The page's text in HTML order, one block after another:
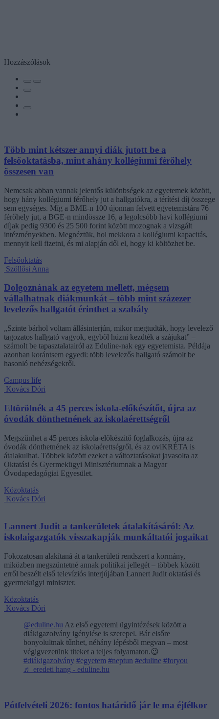
Hozzászólások
Több mint kétszer annyi diák jutott be a
felsőoktatásba, mint ahány kollégiumi férőhely
összesen van
Nemcsak abban vannak jelentős különbségek az egyetemek között,
hogy hány kollégiumi férőhely jut a hallgatókra, a térítési díj összege
sem egységes. Míg a BME-n 100 újonnan felvett egyetemistára 76
férőhely jut, a BGE-n mindössze 16, a legolcsóbb havi kollégiumi
díjak pedig 9300 és 25 500 forint között mozognak a vizsgált
intézményekben. Megnéztük, hol mekkora a kollégiumi kapacitás,
mennyit kell fizetni, és mi alapján dől el, hogy ki költözhet be.
Felsőoktatás
Szöllősi Anna
Dolgoznának az egyetem mellett, mégsem
vállalhatnak diákmunkát – több mint százezer
levelezős hallgatót érinthet a szabály
„Szinte bárhol voltam állásinterjún, mikor megtudták, hogy levelező
tagozatos hallgató vagyok, egyből húzni kezdték a szájukat” –
számolt be tapasztalatairól az Eduline-nak egy egyetemista. Példája
azonban korántsem egyedi: több levelezős hallgató számolt be
hasonló nehézségekről.
Campus life
Kovács Dóri
Eltörölnék a 45 perces iskola-előkészítőt, újra az
óvodák dönthetnének az iskolaérettségről
Megszűnhet a 45 perces iskola-előkészítő foglalkozás, újra az
óvodák dönthetnének az iskolaérettségről, és az oviKRÉTA is
átalakulhat. Többek között ezeket a változtatásokat javasolta az
Oktatási és Gyermekügyi Minisztériumnak a Magyar
Óvodapedagógiai Egyesület.
Közoktatás
Kovács Dóri
Lannert Judit a tankerületek átalakításáról: Az
iskolaigazgatók visszakapják munkáltatói jogaikat
Fokozatosan alakítaná át a tankerületi rendszert a kormány,
miközben megszüntetné annak politikai jellegét – többek között
erről beszélt első televíziós interjújában Lannert Judit oktatási és
gyermekügyi miniszter.
Közoktatás
Kovács Dóri
@eduline.hu Az első egyetemi ügyintézések között a
diákigazolvány igénylése is szerepel. Bár elsőre
bonyolultnak tűnhet, néhány lépésből megvan – most
végigvezetünk titeket a teljes folyamaton.😉
#diákigazolvány #egyetem #neptun #eduline #foryou
♬ eredeti hang - eduline.hu
Pótfelvételi 2026: fontos határidő jár le ma éjfélkor